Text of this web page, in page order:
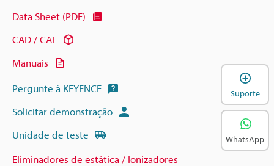
Data Sheet (PDF)
CAD / CAE
Manuais
Pergunte à KEYENCE
Solicitar demonstração
Unidade de teste
Eliminadores de estática / Ionizadores
Suporte
WhatsApp